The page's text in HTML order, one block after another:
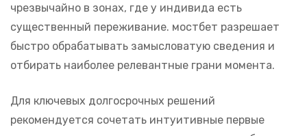
чрезвычайно в зонах, где у индивида есть
существенный переживание. мостбет разрешает
быстро обрабатывать замысловатую сведения и
отбирать наиболее релевантные грани момента.
Для ключевых долгосрочных решений
рекомендуется сочетать интуитивные первые